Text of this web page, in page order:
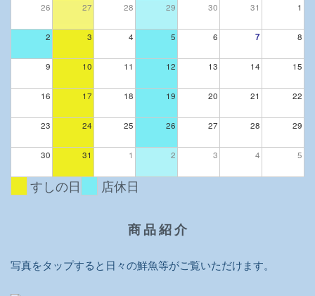
26 27 28 29 30 31 1
2 3 4 5 6 7 8
9 10 11 12 13 14 15
16 17 18 19 20 21 22
23 24 25 26 27 28 29
30 31 1 2 3 4 5
すしの日 店休日
商 品 紹 介
写真をタップすると日々の鮮魚等がご覧いただけます。